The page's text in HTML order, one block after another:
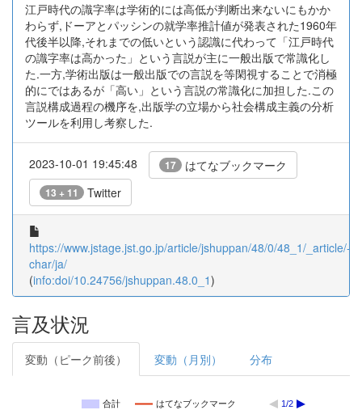
江戸時代の識字率は学術的には高低が判断出来ないにもかか
わらず,ドーアとパッシンの就学率推計値が発表された1960年
代後半以降,それまでの低いという認識に代わって「江戸時代
の識字率は高かった」という言説が主に一般出版で常識化し
た.一方,学術出版は一般出版での言説を等閑視することで消極
的にではあるが「高い」という言説の常識化に加担した.この
言説構成過程の機序を,出版学の立場から社会構成主義の分析
ツールを利用し考察した.
2023-10-01 19:45:48 17 はてなブックマーク
13 + 11 Twitter
https://www.jstage.jst.go.jp/article/jshuppan/48/0/48_1/_article/-
char/ja/
(info:doi/10.24756/jshuppan.48.0_1)
言及状況
変動（ピーク前後） 変動（月別） 分布
合計 はてなブックマーク 1/2